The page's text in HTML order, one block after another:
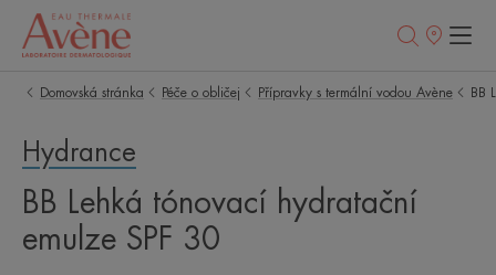
Prodejní
Domovská stránka Péče o obličej Přípravky s termální vodou Avène BB
Hydrance
BB Lehká tónovací hydratační
emulze SPF 30